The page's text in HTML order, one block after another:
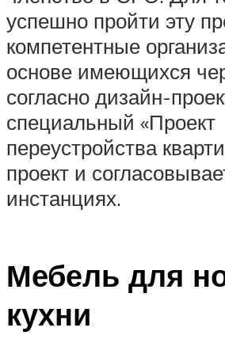
успешно пройти эту
компетентные
основе имеющихся
согласно дизайн-
специальный «Проект
переустройства
проект и
инстанциях.
Мебель для
кухни